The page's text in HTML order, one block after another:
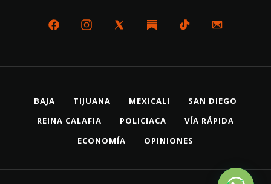
BAJA TIJUANA MEXICALI
SAN DIEGO
REINA CALAFIA
POLICIACA
VÍA RÁPIDA
ECONOMÍA
OPINIONES